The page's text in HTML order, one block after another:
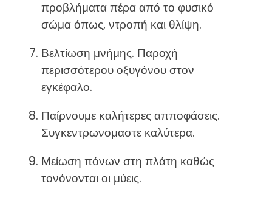
προβλήματα πέρα από το φυσικό
σώμα όπως, ντροπή και θλίψη.
Βελτίωση μνήμης. Παροχή
περισσότερου οξυγόνου στον
εγκέφαλο.
Παίρνουμε καλήτερες απποφάσεις.
Συγκεντρωνομαστε καλύτερα.
Μείωση πόνων στη πλάτη καθώς
τονόνονται οι μύεις.